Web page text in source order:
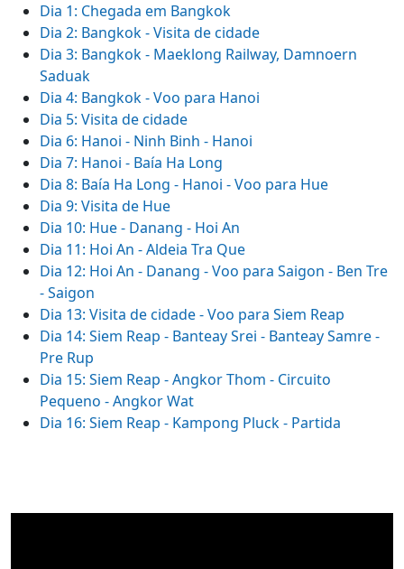
Dia 1: Chegada em Bangkok
Dia 2: Bangkok - Visita de cidade
Dia 3: Bangkok - Maeklong Railway, Damnoern
Saduak
Dia 4: Bangkok - Voo para Hanoi
Dia 5: Visita de cidade
Dia 6: Hanoi - Ninh Binh - Hanoi
Dia 7: Hanoi - Baía Ha Long
Dia 8: Baía Ha Long - Hanoi - Voo para Hue
Dia 9: Visita de Hue
Dia 10: Hue - Danang - Hoi An
Dia 11: Hoi An - Aldeia Tra Que
Dia 12: Hoi An - Danang - Voo para Saigon - Ben Tre
- Saigon
Dia 13: Visita de cidade - Voo para Siem Reap
Dia 14: Siem Reap - Banteay Srei - Banteay Samre -
Pre Rup
Dia 15: Siem Reap - Angkor Thom - Circuito
Pequeno - Angkor Wat
Dia 16: Siem Reap - Kampong Pluck - Partida